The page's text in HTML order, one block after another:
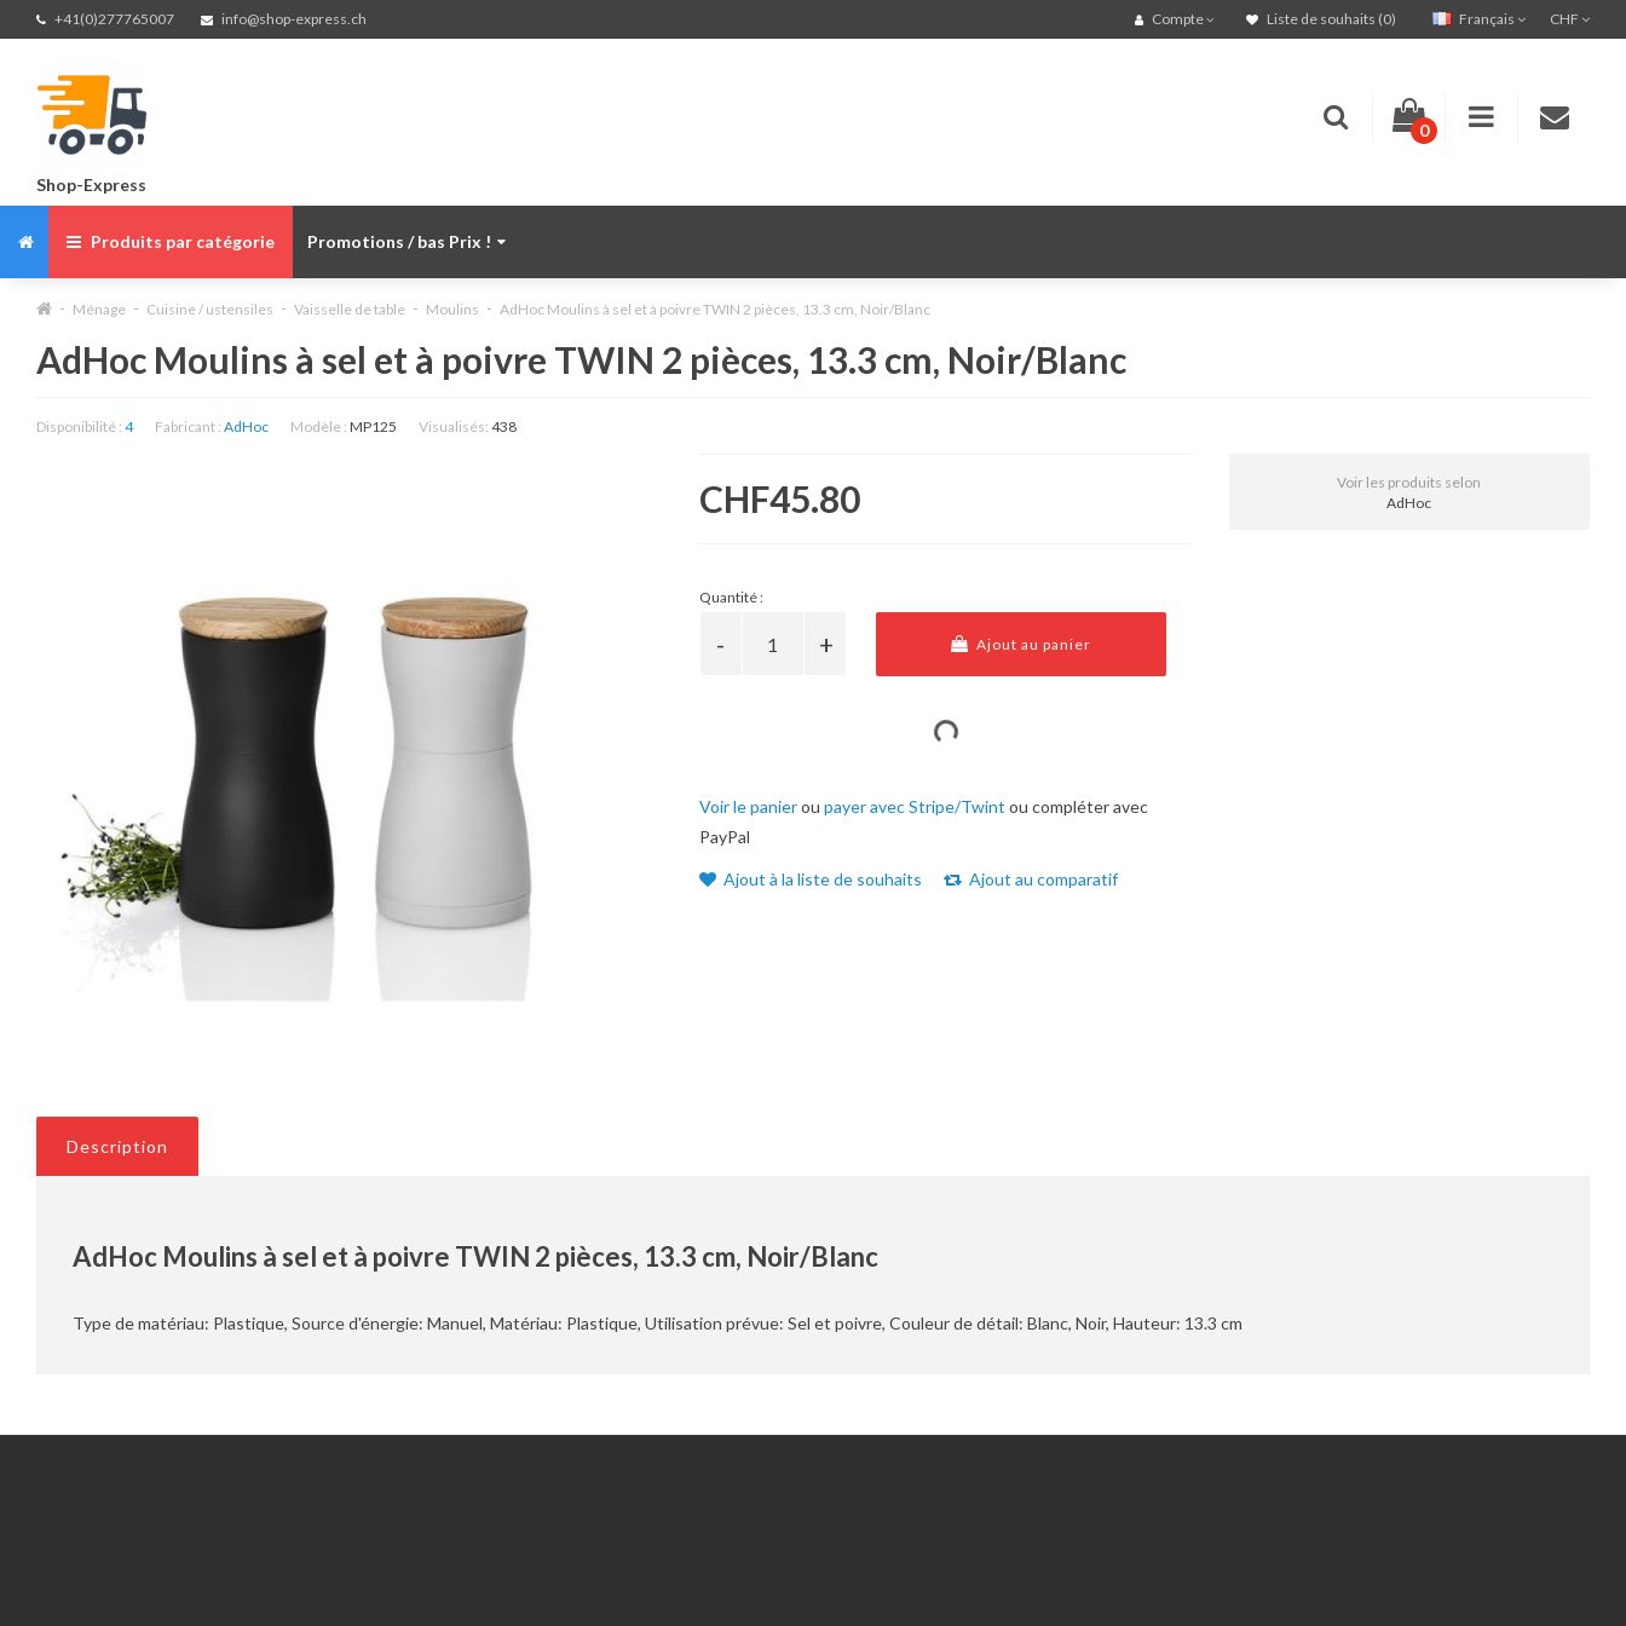
+41(0)277765007 info@shop-express.ch CHF
Français
Compte Liste de souhaits (0)
Shop-Express
0
Produits par catégorie Promotions / bas Prix !
Ménage Cuisine / ustensiles Vaisselle de table Moulins AdHoc Moulins à sel et à poivre TWIN 2 pièces, 13.3 cm, Noir/Blanc
AdHoc Moulins à sel et à poivre TWIN 2 pièces, 13.3 cm, Noir/Blanc
Disponibilité : 4 Fabricant : AdHoc Modèle : MP125 Visualisés: 438
CHF45.80
Quantité :
Ajout au panier
Voir le panierou payer avec Stripe/Twint ou compléter avec
PayPal
Ajout à la liste de souhaits Ajout au comparatif
Voir les produits selon
AdHoc
Description
AdHoc Moulins à sel et à poivre TWIN 2 pièces, 13.3 cm, Noir/Blanc
Type de matériau: Plastique, Source d'énergie: Manuel, Matériau: Plastique, Utilisation prévue: Sel et poivre, Couleur de détail: Blanc, Noir, Hauteur: 13.3 cm